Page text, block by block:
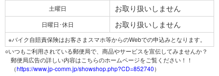
土曜日 お取り扱いしません
日曜日･休日 お取り扱いしません
※バイク自賠責保険はお客さまスマホ等からのWebでの申込みとなります。
○いつもご利用されている郵便局で、商品やサービスを宣伝してみませんか？
郵便局広告の詳しい内容はこちらのホームページをご覧ください！！
（https://www.jp-comm.jp/showshop.php?CD=852740）